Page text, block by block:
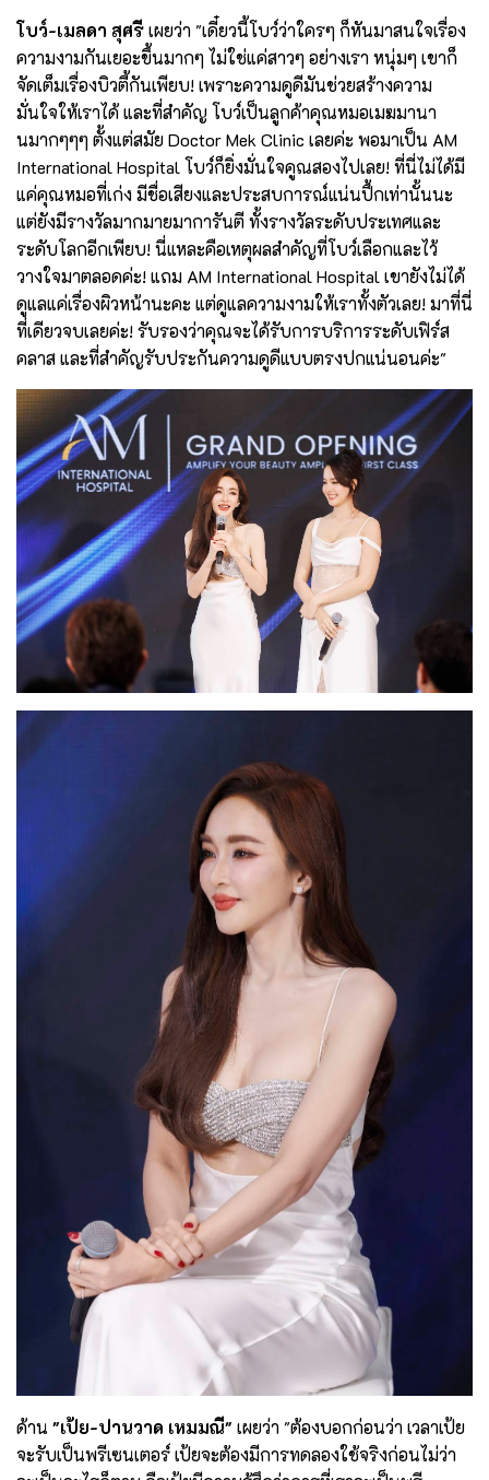
โบว์-เมลดา สุศรีเผยว่า "เดี๋ยวนี้โบว์ว่าใครๆ ก็หันมาสนใจเรื่อง
ความงามกันเยอะขึ้นมากๆ ไม่ใช่แค่สาวๆ อย่างเรา หนุ่มๆ เขาก็
จัดเต็มเรื่องบิวตี้กันเพียบ! เพราะความดูดีมันช่วยสร้างความ
มั่นใจให้เราได้ และที่สำคัญ โบว์เป็นลูกค้าคุณหมอเมฆมานา
นมากๆๆๆ ตั้งแต่สมัย Doctor Mek Clinic เลยค่ะ พอมาเป็น AM
International Hospital โบว์ก็ยิ่งมั่นใจคูณสองไปเลย! ที่นี่ไม่ได้มี
แค่คุณหมอที่เก่ง มีชื่อเสียงและประสบการณ์แน่นปึ้กเท่านั้นนะ
แต่ยังมีรางวัลมากมายมาการันตี ทั้งรางวัลระดับประเทศและ
ระดับโลกอีกเพียบ! นี่แหละคือเหตุผลสำคัญที่โบว์เลือกและไว้
วางใจมาตลอดค่ะ! แถม AM International Hospital เขายังไม่ได้
ดูแลแค่เรื่องผิวหน้านะคะ แต่ดูแลความงามให้เราทั้งตัวเลย! มาที่นี่
ที่เดียวจบเลยค่ะ! รับรองว่าคุณจะได้รับการบริการระดับเฟิร์ส
คลาส และที่สำคัญรับประกันความดูดีแบบตรงปกแน่นอนค่ะ"
ด้าน "เป้ย-ปานวาด เหมมณี" เผยว่า "ต้องบอกก่อนว่า เวลาเป้ย
จะรับเป็นพรีเซนเตอร์ เป้ยจะต้องมีการทดลองใช้จริงก่อนไม่ว่า